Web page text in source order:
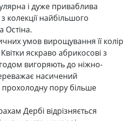
і дуже приваблива
колекції найбільшого
Остіна.
умов вирощування її колір
яскраво абрикосові з
вигоряють до ніжно-
насичений
пору більше
Дербі відрізняється